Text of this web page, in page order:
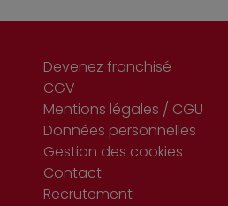
Devenez franchisé
CGV
Mentions légales / CGU
Données personnelles
Gestion des cookies
Contact
Recrutement